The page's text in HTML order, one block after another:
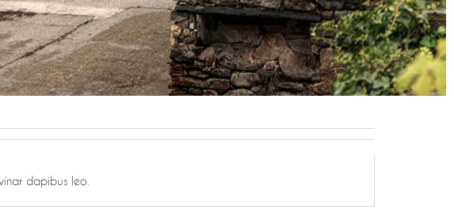
dapibus leo.